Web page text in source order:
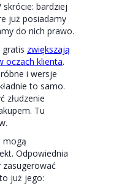
bardziej
już posiadamy
do nich prawo.
gratis zwiększają
oczach klienta.
i wersje
to samo.
złudzenie
Tu
mogą
Odpowiednia
już jego: